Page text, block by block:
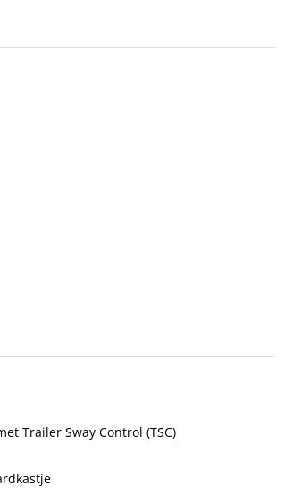
in verkoop, leasing
Trailer Sway Control (TSC)